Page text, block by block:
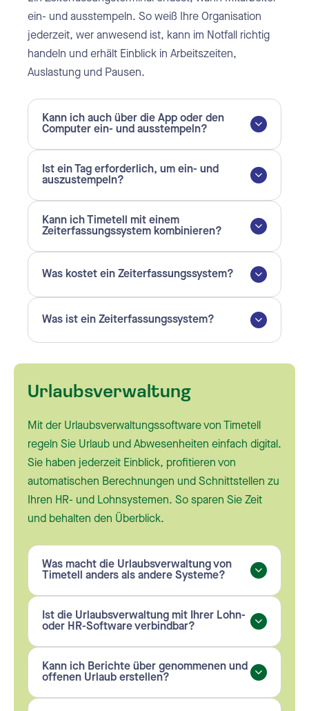
ein- und ausstempeln. So weiß Ihre Organisation
jederzeit, wer anwesend ist, kann im Notfall richtig
handeln und erhält Einblick in Arbeitszeiten,
Auslastung und Pausen.
Kann ich auch über die App oder den
Computer ein- und ausstempeln?
Ist ein Tag erforderlich, um ein- und
auszustempeln?
Kann ich Timetell mit einem
Zeiterfassungssystem kombinieren?
Was kostet ein Zeiterfassungssystem?
Was ist ein Zeiterfassungssystem?
Urlaubsverwaltung
Mit der Urlaubsverwaltungssoftware von Timetell
regeln Sie Urlaub und Abwesenheiten einfach digital.
Sie haben jederzeit Einblick, profitieren von
automatischen Berechnungen und Schnittstellen zu
Ihren HR- und Lohnsystemen. So sparen Sie Zeit
und behalten den Überblick.
Was macht die Urlaubsverwaltung von
Timetell anders als andere Systeme?
Ist die Urlaubsverwaltung mit Ihrer Lohn-
oder HR-Software verbindbar?
Kann ich Berichte über genommenen und
offenen Urlaub erstellen?